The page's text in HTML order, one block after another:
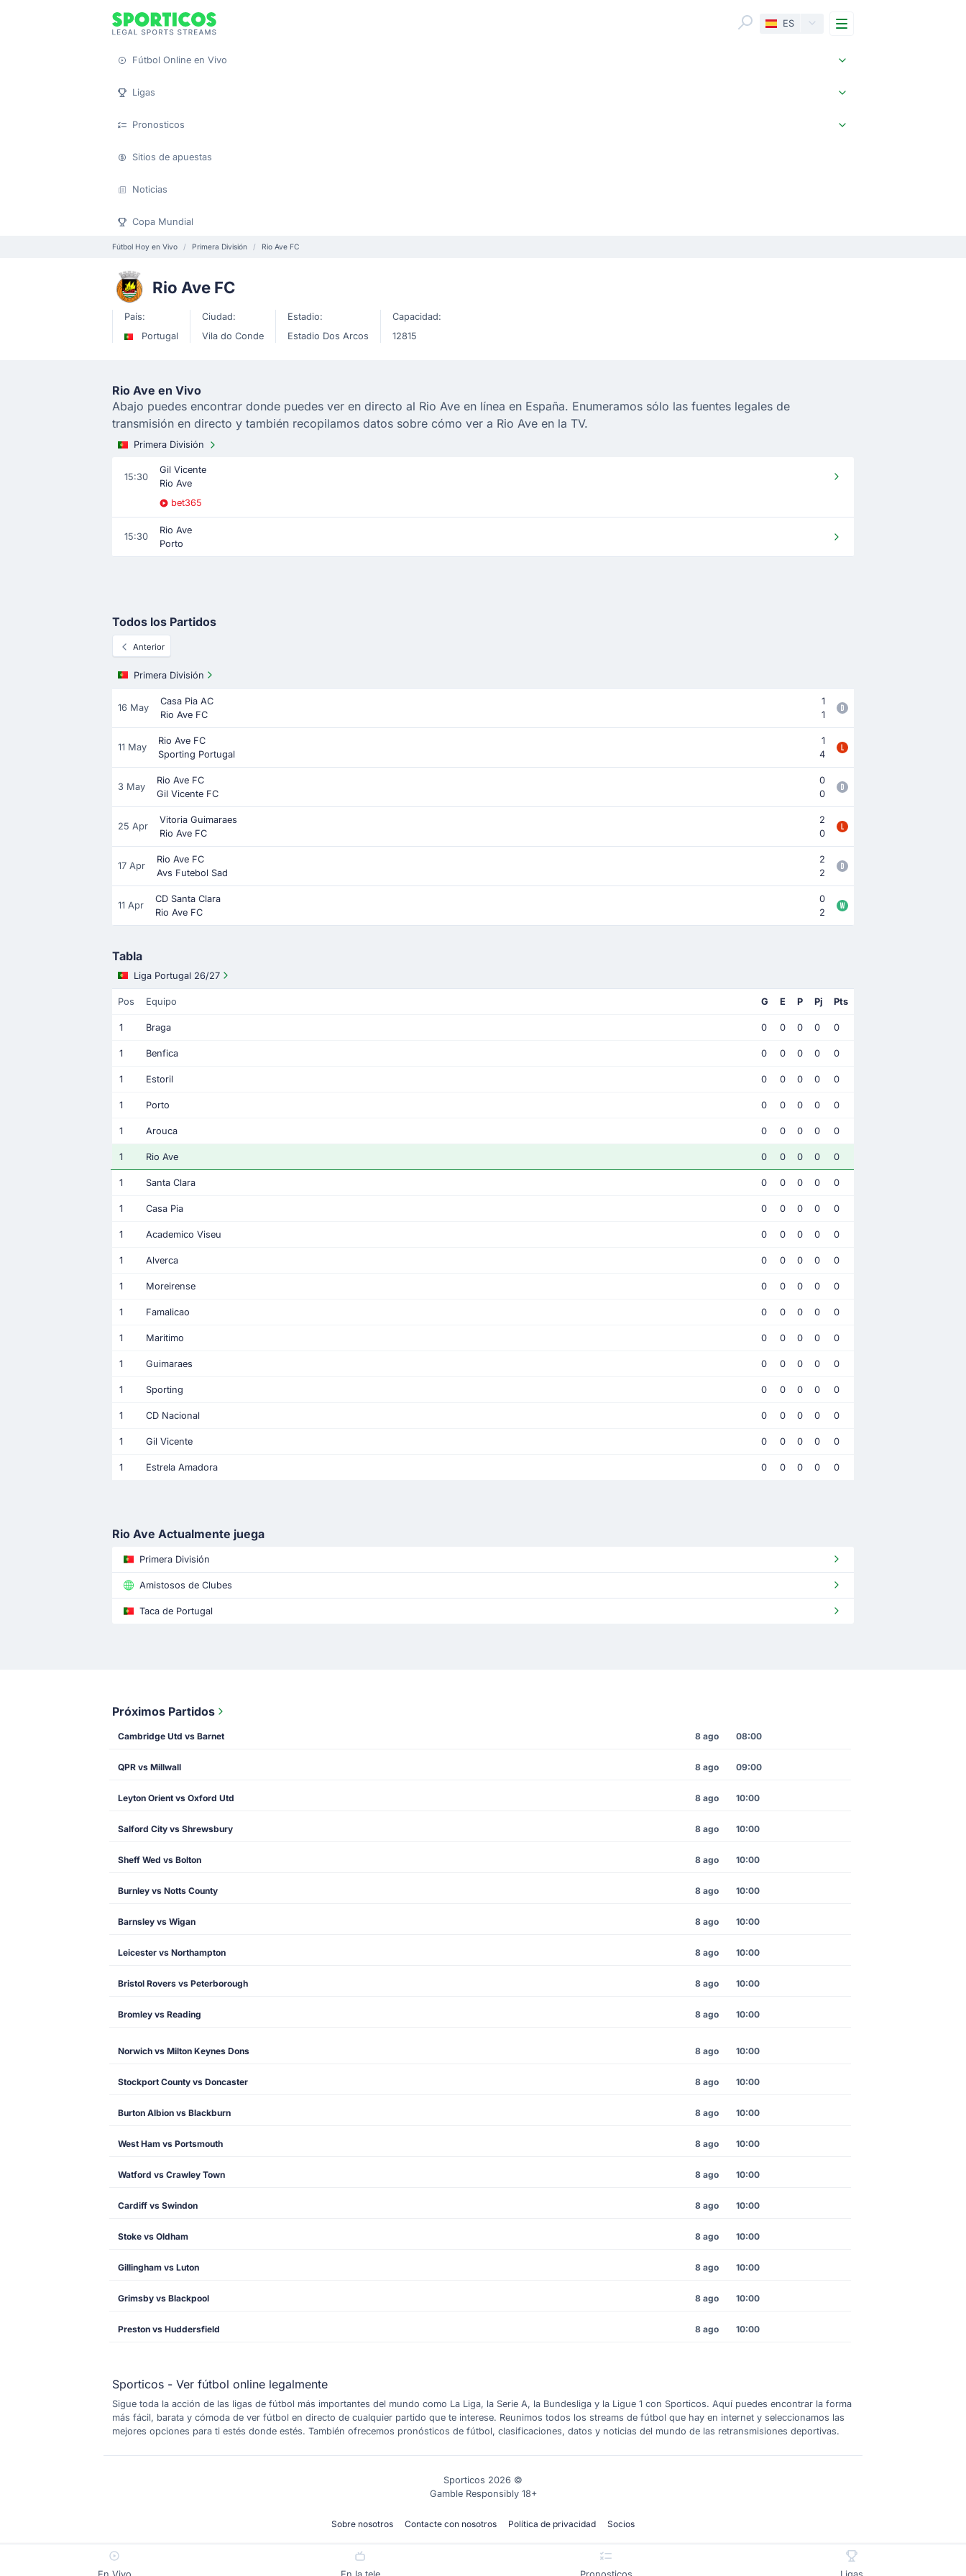
ES Menu
Fútbol Online en Vivo
Ligas
Pronosticos
Sitios de apuestas
Noticias
Copa Mundial
Fútbol Hoy en Vivo Primera División Rio Ave FC
Rio Ave FC
País:
Portugal
Ciudad:
Vila do Conde
Estadio:
Estadio Dos Arcos
Capacidad:
12815
Rio Ave en Vivo
Abajo puedes encontrar donde puedes ver en directo al Rio Ave en línea en España. Enumeramos sólo las fuentes legales de
transmisión en directo y también recopilamos datos sobre cómo ver a Rio Ave en la TV.
Primera División
15:30
Gil Vicente
Rio Ave
bet365
15:30
Rio Ave
Porto
Todos los Partidos
Anterior
Primera División
16 May
Casa Pia AC
1
Rio Ave FC
1
11 May
Rio Ave FC
1
Sporting Portugal
4
3 May
Rio Ave FC
0
Gil Vicente FC
0
25 Apr
Vitoria Guimaraes
2
Rio Ave FC
0
17 Apr
Rio Ave FC
2
Avs Futebol Sad
2
11 Apr
CD Santa Clara
0
Rio Ave FC
2
Tabla
Liga Portugal 26/27
Pos Equipo G E P Pj Pts
1 Braga 0 0 0 0 0
1 Benfica 0 0 0 0 0
1 Estoril 0 0 0 0 0
1 Porto 0 0 0 0 0
1 Arouca 0 0 0 0 0
1 Rio Ave 0 0 0 0 0
1 Santa Clara 0 0 0 0 0
1 Casa Pia 0 0 0 0 0
1 Academico Viseu 0 0 0 0 0
1 Alverca 0 0 0 0 0
1 Moreirense 0 0 0 0 0
1 Famalicao 0 0 0 0 0
1 Maritimo 0 0 0 0 0
1 Guimaraes 0 0 0 0 0
1 Sporting 0 0 0 0 0
1 CD Nacional 0 0 0 0 0
1 Gil Vicente 0 0 0 0 0
1 Estrela Amadora 0 0 0 0 0
Rio Ave Actualmente juega
Primera División
Amistosos de Clubes
Taca de Portugal
Próximos Partidos
Cambridge Utd vs Barnet 8 ago 08:00
QPR vs Millwall 8 ago 09:00
Leyton Orient vs Oxford Utd 8 ago 10:00
Salford City vs Shrewsbury 8 ago 10:00
Sheff Wed vs Bolton 8 ago 10:00
Burnley vs Notts County 8 ago 10:00
Barnsley vs Wigan 8 ago 10:00
Leicester vs Northampton 8 ago 10:00
Bristol Rovers vs Peterborough 8 ago 10:00
Bromley vs Reading 8 ago 10:00
Norwich vs Milton Keynes Dons 8 ago 10:00
Stockport County vs Doncaster 8 ago 10:00
Burton Albion vs Blackburn 8 ago 10:00
West Ham vs Portsmouth 8 ago 10:00
Watford vs Crawley Town 8 ago 10:00
Cardiff vs Swindon 8 ago 10:00
Stoke vs Oldham 8 ago 10:00
Gillingham vs Luton 8 ago 10:00
Grimsby vs Blackpool 8 ago 10:00
Preston vs Huddersfield 8 ago 10:00
Sporticos - Ver fútbol online legalmente
Sigue toda la acción de las ligas de fútbol más importantes del mundo como La Liga, la Serie A, la Bundesliga y la Ligue 1 con Sporticos. Aquí puedes encontrar la forma
más fácil, barata y cómoda de ver fútbol en directo de cualquier partido que te interese. Reunimos todos los streams de fútbol que hay en internet y seleccionamos las
mejores opciones para ti estés donde estés. También ofrecemos pronósticos de fútbol, clasificaciones, datos y noticias del mundo de las retransmisiones deportivas.
Sporticos 2026 ©
Gamble Responsibly 18+
Sobre nosotros Contacte con nosotros Política de privacidad Socios